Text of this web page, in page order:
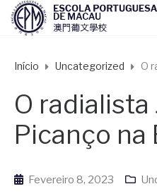
Início Uncategorized O
O radialista
Picanço na
Fevereiro 8, 2023